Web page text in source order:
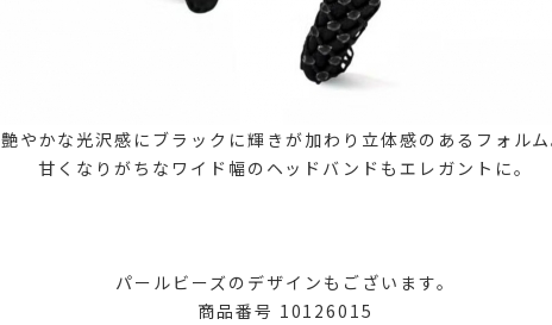
艶やかな光沢感にブラックに輝きが加わり立体感のあるフォル
甘くなりがちなワイド幅のヘッドバンドもエレガントに。
パールビーズのデザインもございます。
商品番号 10126015